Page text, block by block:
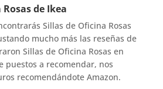
de Ikea
Sillas de Oficina Rosas
mucho más las reseñas de
Sillas de Oficina Rosas en
puestos a recomendar, nos
recomendándote Amazon.